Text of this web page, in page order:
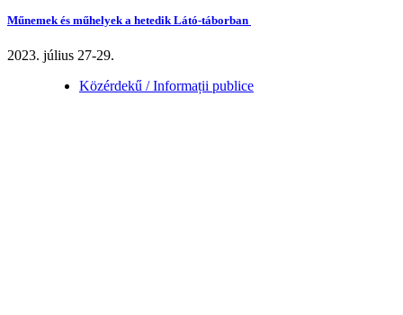
Műnemek és műhelyek a hetedik Látó-táborban
2023. július 27-29.
Közérdekű / Informații publice